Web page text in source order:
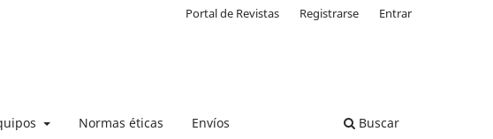
Normas éticas Envíos Buscar
Portal de Revistas Registrarse Entrar